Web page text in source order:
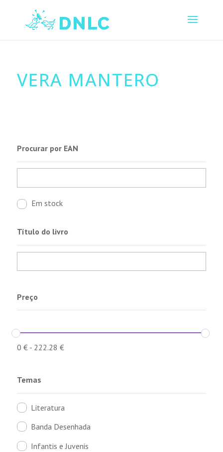
VERA MANTERO
Procurar por EAN
Em stock
Título do livro
Preço
0 €- 222.28 €
Temas
Literatura
Banda Desenhada
Infantis e Juvenis